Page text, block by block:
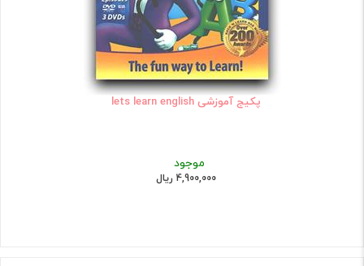
پکیج آموزشی lets learn english
موجود
4,900,000 ریال